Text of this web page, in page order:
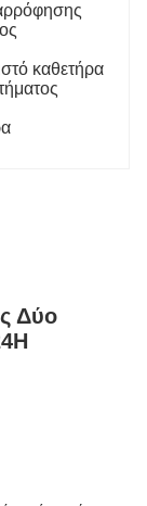
καθετήρα
Δύο